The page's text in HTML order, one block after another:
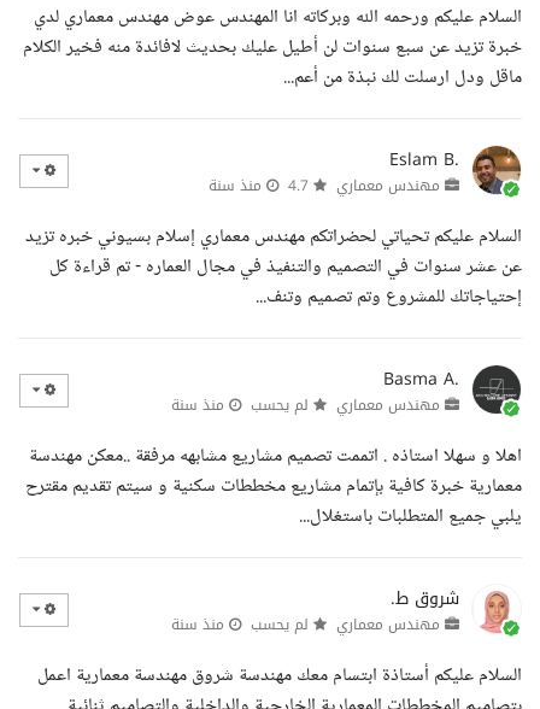
السلام عليكم ورحمه الله وبركاته انا المهندس عوض مهندس معماري لدي
خبرة تزيد عن سبع سنوات لن أطيل عليك بحديث لافائدة منه فخير الكلام
ماقل ودل ارسلت لك نبذة من أعم...
Eslam B.
مهندس معماري منذ سنة
السلام عليكم تحياتي لحضراتكم مهندس معماري إسلام بسيوني خبره تزيد
عن عشر سنوات في التصميم والتنفيذ في مجال العماره - تم قراءة كل
إحتياجاتك للمشروع وتم تصميم وتنف...
Basma A.
مهندس معماري لم يحسب منذ سنة
اهلا و سهلا استاذه . اتممت تصميم مشاريع مشابهه مرفقة ..معكن مهندسة
معمارية خبرة كافية بإتمام مشاريع مخططات سكنية و سيتم تقديم مقترح
يلبي جميع المتطلبات باستغلال...
شروق ط.
مهندس معماري لم يحسب منذ سنة
السلام عليكم أستاذة ابتسام معك مهندسة شروق مهندسة معمارية اعمل